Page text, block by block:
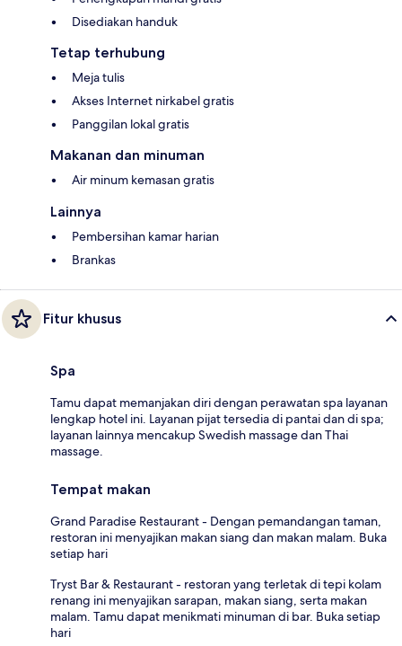
Disediakan handuk
Tetap terhubung
Meja tulis
Akses Internet nirkabel gratis
Panggilan lokal gratis
Makanan dan minuman
Air minum kemasan gratis
Lainnya
Pembersihan kamar harian
Brankas
Fitur khusus
Spa
Tamu dapat memanjakan diri dengan perawatan spa layanan
lengkap hotel ini. Layanan pijat tersedia di pantai dan di spa;
layanan lainnya mencakup Swedish massage dan Thai
massage.
Tempat makan
Grand Paradise Restaurant - Dengan pemandangan taman,
restoran ini menyajikan makan siang dan makan malam. Buka
setiap hari
Tryst Bar & Restaurant - restoran yang terletak di tepi kolam
renang ini menyajikan sarapan, makan siang, serta makan
malam. Tamu dapat menikmati minuman di bar. Buka setiap
hari